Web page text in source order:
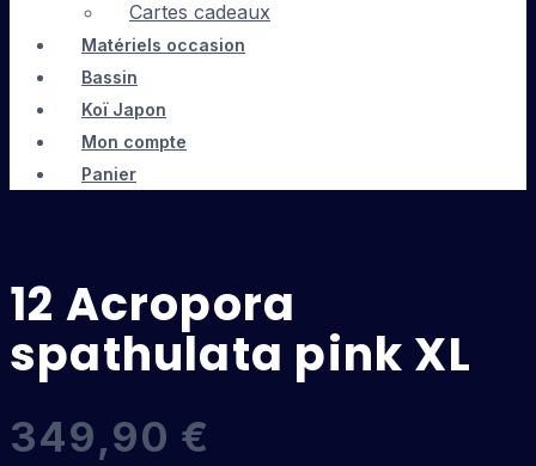
Cartes cadeaux
Matériels occasion
Bassin
Koï Japon
Mon compte
Panier
12 Acropora
spathulata pink XL
349,90 €